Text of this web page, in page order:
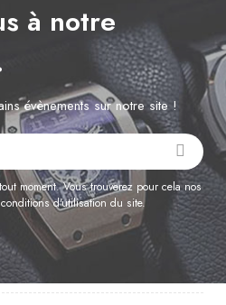
à notre
évènements sur notre site !
moment. Vous trouverez pour cela nos
d'utilisation du site.